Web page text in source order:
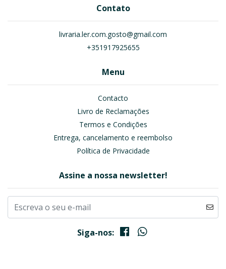
Contato
livraria.ler.com.gosto@gmail.com
+351917925655
Menu
Contacto
Livro de Reclamações
Termos e Condições
Entrega, cancelamento e reembolso
Política de Privacidade
Assine a nossa newsletter!
Siga-nos: